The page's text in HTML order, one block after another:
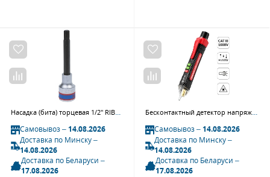
Самовывоз –14.08.2026
Доставка по Минску –
14.08.2026
Доставка по Беларуси –
17.08.2026
Самовывоз –14.08.2026
Доставка по Минску –
14.08.2026
Доставка по Беларуси –
17.08.2026